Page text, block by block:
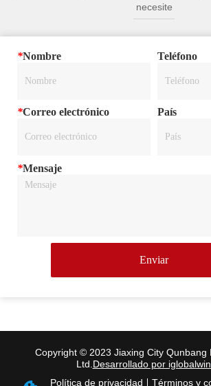
necesite
*Nombre Teléfono
*Correo electrónico País
*Mensaje
Enviar
Copyright © 2023 Jiaxing City Qunbang
Ltd. Desarrollado por
Política de privacidad
Términos y